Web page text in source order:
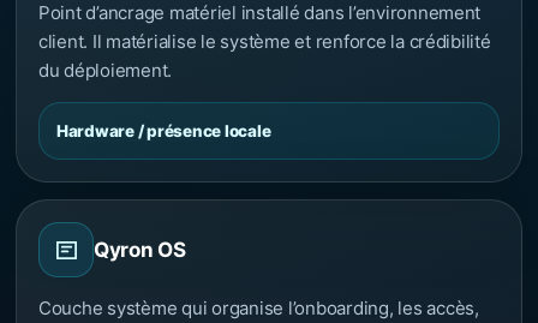
Point d’ancrage matériel installé dans l’environnement
client. Il matérialise le système et renforce la crédibilité
du déploiement.
Hardware / présence locale
Qyron OS
Couche système qui organise l’onboarding, les accès,